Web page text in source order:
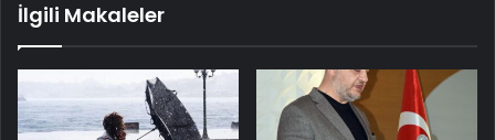
İlgili Makaleler